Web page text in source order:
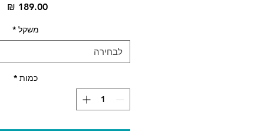
‏189.00 ‏₪
משקל *
לבחירה
כמות *